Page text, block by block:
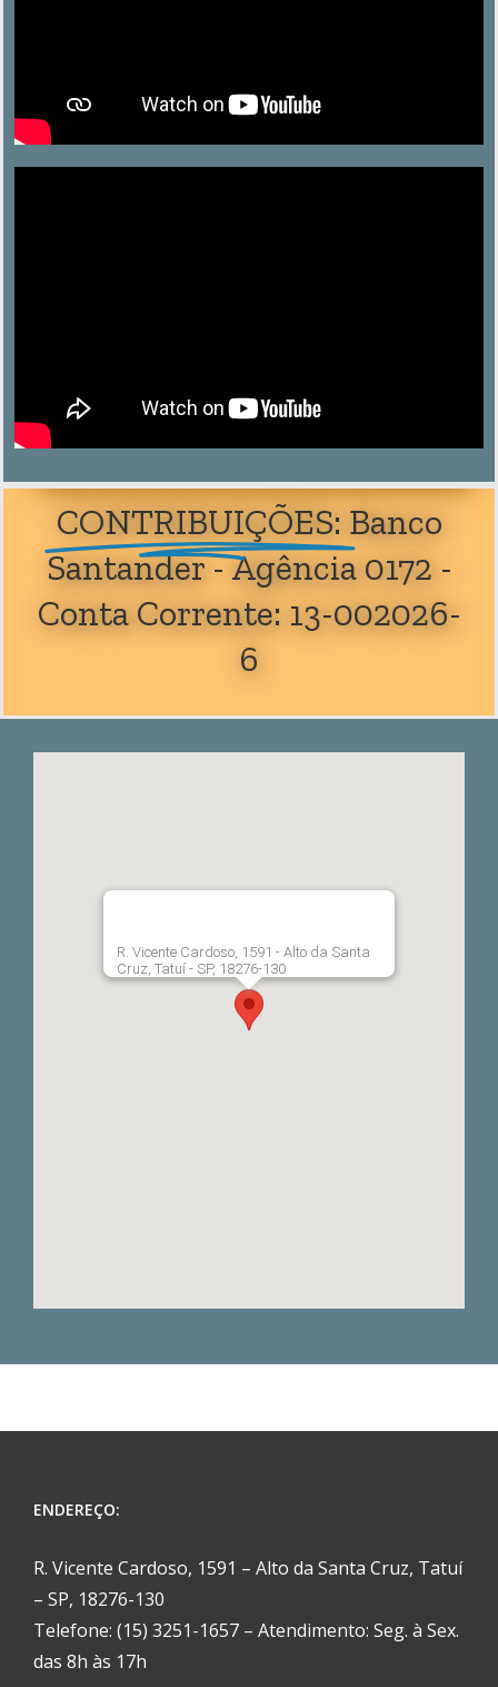
CONTRIBUIÇÕES: Banco
Santander - Agência 0172 -
Conta Corrente: 13-002026-
6
R. Vicente Cardoso, 1591 - Alto da Santa
Cruz, Tatuí - SP, 18276-130
ENDEREÇO:
R. Vicente Cardoso, 1591 – Alto da Santa Cruz, Tatuí
– SP, 18276-130
Telefone: (15) 3251-1657 – Atendimento: Seg. à Sex.
das 8h às 17h